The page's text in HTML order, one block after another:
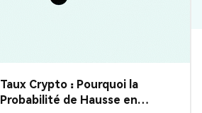
Taux Crypto : Pourquoi la
Probabilité de Hausse en